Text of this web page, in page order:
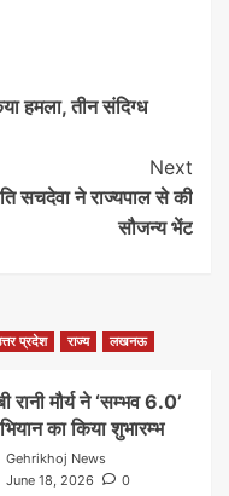
हमला, तीन संदिग्ध
Next
सचदेवा ने राज्यपाल से की
सौजन्य भेंट
प्रदेश राज्य लखनऊ
रानी मौर्य ने ‘सम्भव 6.0’
का किया शुभारम्भ
Gehrikhoj News
June 18, 2026
0